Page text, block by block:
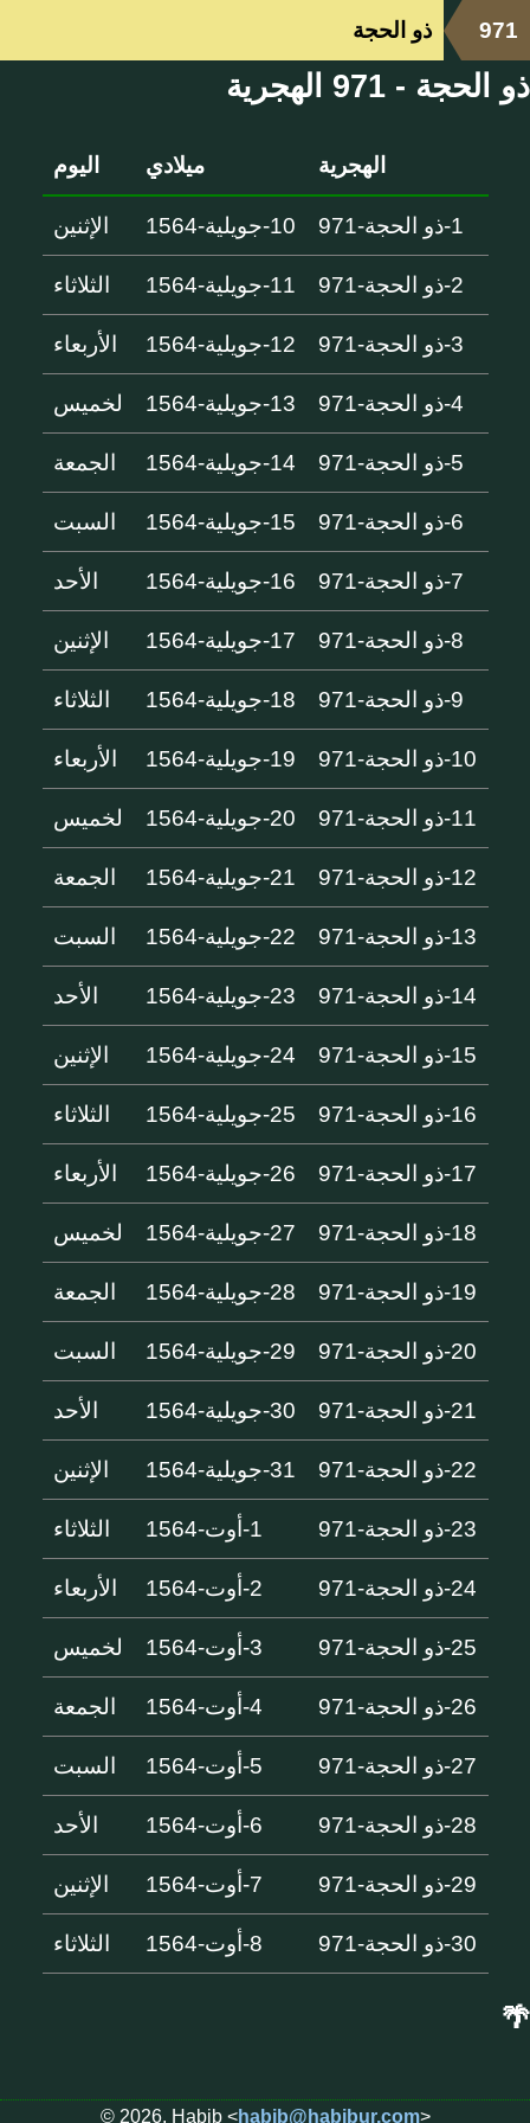
971 ذو الحجة
ذو الحجة - 971 الهجرية
الهجرية ميلادي اليوم
1-ذو الحجة-971 10-جويلية-1564 الإثنين
2-ذو الحجة-971 11-جويلية-1564 الثلاثاء
3-ذو الحجة-971 12-جويلية-1564 الأربعاء
4-ذو الحجة-971 13-جويلية-1564 لخميس
5-ذو الحجة-971 14-جويلية-1564 الجمعة
6-ذو الحجة-971 15-جويلية-1564 السبت
7-ذو الحجة-971 16-جويلية-1564 الأحد
8-ذو الحجة-971 17-جويلية-1564 الإثنين
9-ذو الحجة-971 18-جويلية-1564 الثلاثاء
10-ذو الحجة-971 19-جويلية-1564 الأربعاء
11-ذو الحجة-971 20-جويلية-1564 لخميس
12-ذو الحجة-971 21-جويلية-1564 الجمعة
13-ذو الحجة-971 22-جويلية-1564 السبت
14-ذو الحجة-971 23-جويلية-1564 الأحد
15-ذو الحجة-971 24-جويلية-1564 الإثنين
16-ذو الحجة-971 25-جويلية-1564 الثلاثاء
17-ذو الحجة-971 26-جويلية-1564 الأربعاء
18-ذو الحجة-971 27-جويلية-1564 لخميس
19-ذو الحجة-971 28-جويلية-1564 الجمعة
20-ذو الحجة-971 29-جويلية-1564 السبت
21-ذو الحجة-971 30-جويلية-1564 الأحد
22-ذو الحجة-971 31-جويلية-1564 الإثنين
23-ذو الحجة-971 1-أوت-1564 الثلاثاء
24-ذو الحجة-971 2-أوت-1564 الأربعاء
25-ذو الحجة-971 3-أوت-1564 لخميس
26-ذو الحجة-971 4-أوت-1564 الجمعة
27-ذو الحجة-971 5-أوت-1564 السبت
28-ذو الحجة-971 6-أوت-1564 الأحد
29-ذو الحجة-971 7-أوت-1564 الإثنين
30-ذو الحجة-971 8-أوت-1564 الثلاثاء
🌴
© 2026, Habib <habib@habibur.com>